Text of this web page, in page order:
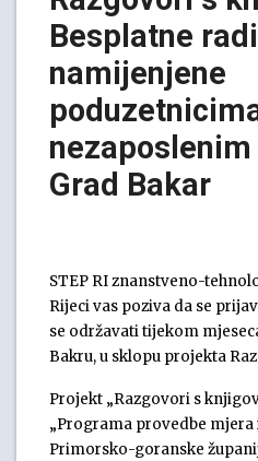
Besplatne
namijenjene
Grad Bakar
STEP RI znanstveno-
Rijeci vas poziva da se
se održavati tijekom
Bakru, u sklopu projekta
Projekt „Razgovori s
„Programa provedbe
Primorsko-goranske